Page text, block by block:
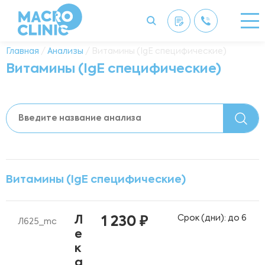
Главная / Анализы / Витамины (IgE специфические)
Витамины (IgE специфические)
Витамины (IgE специфические)
Л625_mc
Л
е
к
1 230 ₽ Срок (дни): до 6